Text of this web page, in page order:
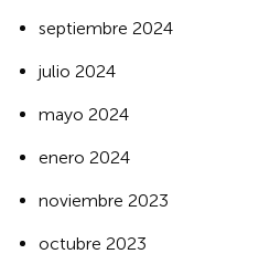
septiembre 2024
julio 2024
mayo 2024
enero 2024
noviembre 2023
octubre 2023